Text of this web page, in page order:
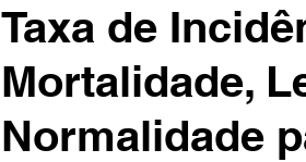
Taxa de
Mortalidade,
Normalidade